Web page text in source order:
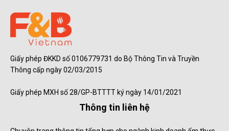
Giấy phép ĐKKD số 0106779731 do Bộ Thông Tin và Truyền
Thông cấp ngày 02/03/2015
Giấy phép MXH số 28/GP-BTTTT ký ngày 14/01/2021
Thông tin liên hệ